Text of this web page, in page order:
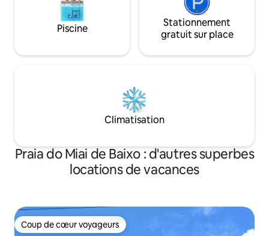
Piscine
Stationnement
gratuit sur place
Climatisation
Praia do Miai de Baixo : d'autres superbes
locations de vacances
Coup de cœur voyageurs
Coup de cœur voyageurs